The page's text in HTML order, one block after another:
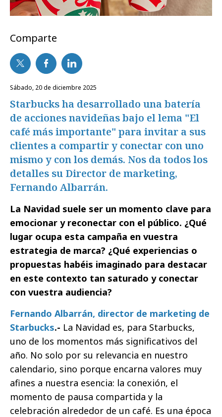
Comparte
sábado, 20 de diciembre 2025
Starbucks ha desarrollado una batería
de acciones navideñas bajo el lema "El
café más importante" para invitar a sus
clientes a compartir y conectar con uno
mismo y con los demás. Nos da todos los
detalles su Director de marketing,
Fernando Albarrán.
La Navidad suele ser un momento clave para
emocionar y reconectar con el público. ¿Qué
lugar ocupa esta campaña en vuestra
estrategia de marca? ¿Qué experiencias o
propuestas habéis imaginado para destacar
en este contexto tan saturado y conectar
con vuestra audiencia?
Fernando Albarrán, director de marketing de
Starbucks.- La Navidad es, para Starbucks,
uno de los momentos más significativos del
año. No solo por su relevancia en nuestro
calendario, sino porque encarna valores muy
afines a nuestra esencia: la conexión, el
momento de pausa compartida y la
celebración alrededor de un café. Es una época